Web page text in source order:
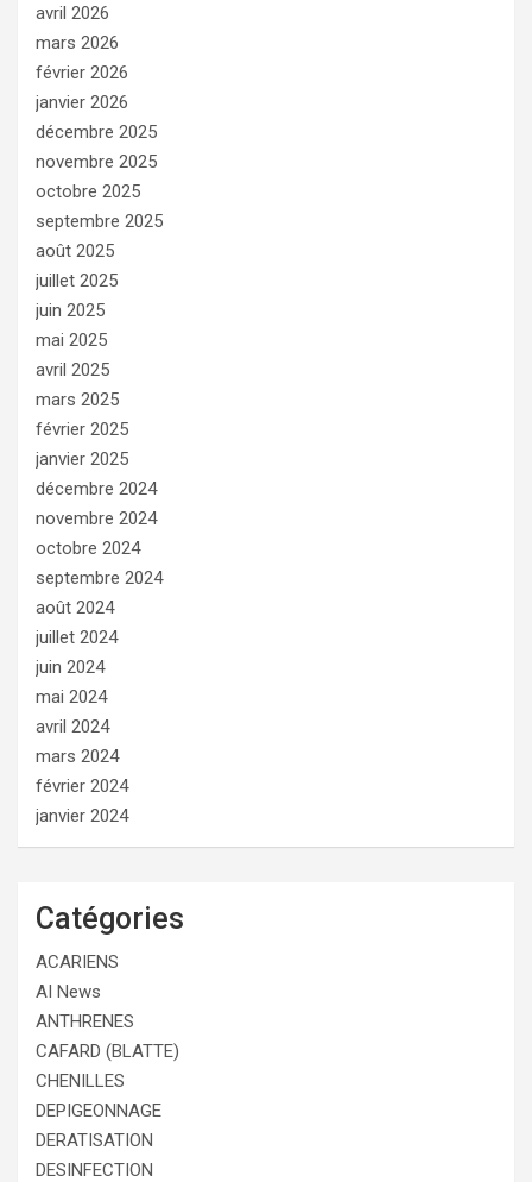
avril 2026
mars 2026
février 2026
janvier 2026
décembre 2025
novembre 2025
octobre 2025
septembre 2025
août 2025
juillet 2025
juin 2025
mai 2025
avril 2025
mars 2025
février 2025
janvier 2025
décembre 2024
novembre 2024
octobre 2024
septembre 2024
août 2024
juillet 2024
juin 2024
mai 2024
avril 2024
mars 2024
février 2024
janvier 2024
Catégories
ACARIENS
AI News
ANTHRENES
CAFARD (BLATTE)
CHENILLES
DEPIGEONNAGE
DERATISATION
DESINFECTION